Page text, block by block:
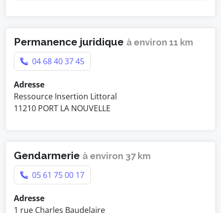
Permanence juridique à environ 11 km
04 68 40 37 45
Adresse
Ressource Insertion Littoral
11210 PORT LA NOUVELLE
Gendarmerie à environ 37 km
05 61 75 00 17
Adresse
1 rue Charles Baudelaire